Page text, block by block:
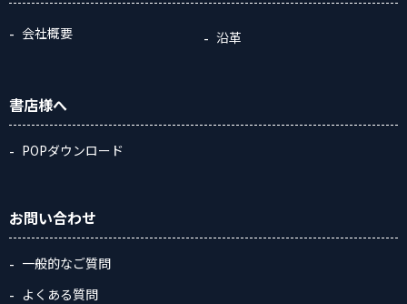
会社概要 沿革
書店様へ
POPダウンロード
お問い合わせ
一般的なご質問
よくある質問